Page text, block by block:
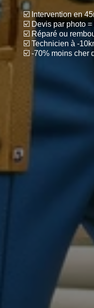
☑️ Intervention en
☑️ Devis par photo =
☑️ Réparé ou
☑️ Technicien à -
☑️ -70% moins cher